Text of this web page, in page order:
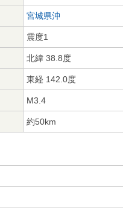
宮城県沖
震度1
北緯 38.8度
東経 142.0度
M3.4
約50km